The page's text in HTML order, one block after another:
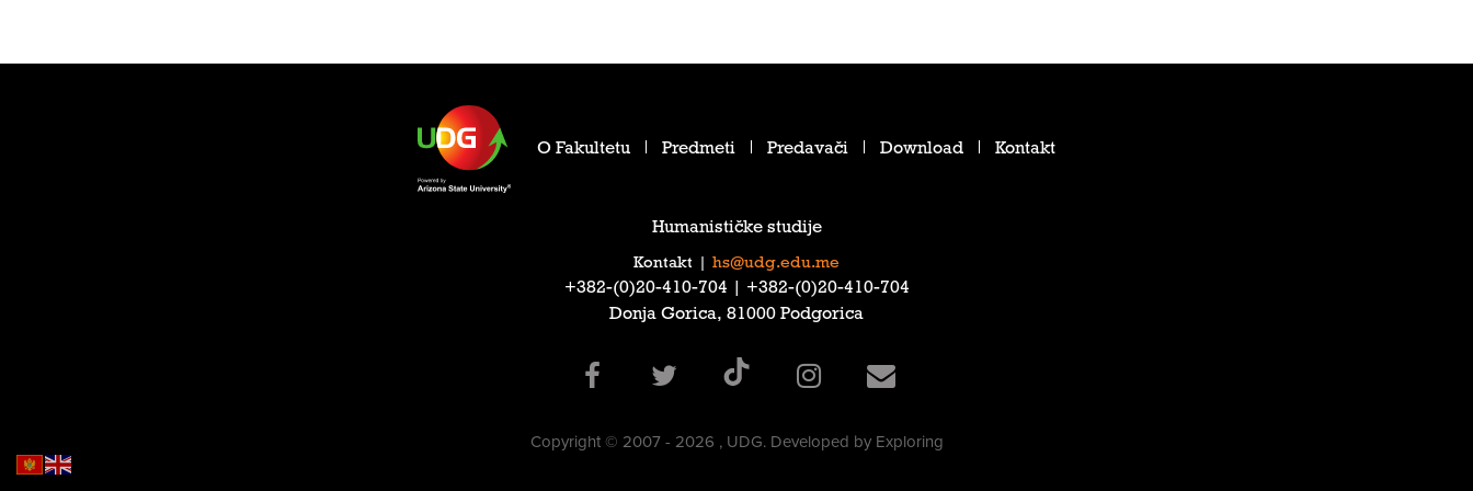
O Fakultetu Predmeti Predavači Download Kontakt
Humanističke studije
Kontakt hs@udg.edu.me
‎+382-(0)20-410-704‎ | ‎+382-(0)20-410-704‎
Donja Gorica, 81000 Podgorica
Copyright © 2007 - 2026 , UDG. Developed by Exploring